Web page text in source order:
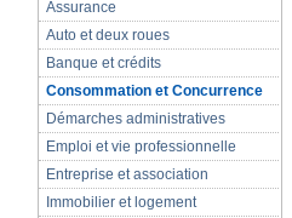
Assurance
Auto et deux roues
Banque et crédits
Consommation et Concurrence
Démarches administratives
Emploi et vie professionnelle
Entreprise et association
Immobilier et logement